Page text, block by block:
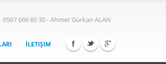
0507 666 65 30 - Ahmet Gürkan ALAN
İLETIŞIM